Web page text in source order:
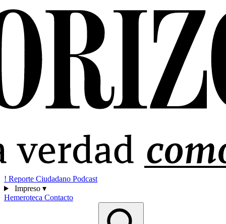
! Reporte Ciudadano Podcast
Impreso ▾
Hemeroteca Contacto